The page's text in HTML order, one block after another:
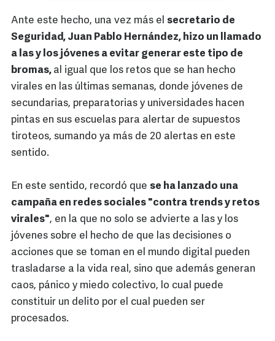
Ante este hecho, una vez más el secretario de
Seguridad, Juan Pablo Hernández, hizo un llamado
a las y los jóvenes a evitar generar este tipo de
bromas, al igual que los retos que se han hecho
virales en las últimas semanas, donde jóvenes de
secundarias, preparatorias y universidades hacen
pintas en sus escuelas para alertar de supuestos
tiroteos, sumando ya más de 20 alertas en este
sentido.
En este sentido, recordó que se ha lanzado una
campaña en redes sociales "contra trends y retos
virales", en la que no solo se advierte a las y los
jóvenes sobre el hecho de que las decisiones o
acciones que se toman en el mundo digital pueden
trasladarse a la vida real, sino que además generan
caos, pánico y miedo colectivo, lo cual puede
constituir un delito por el cual pueden ser
procesados.